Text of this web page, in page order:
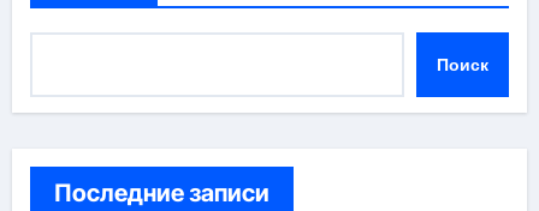
Поиск
Последние записи